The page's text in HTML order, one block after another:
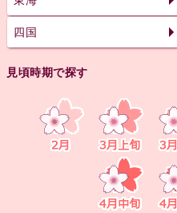
四国
見頃時期で探す